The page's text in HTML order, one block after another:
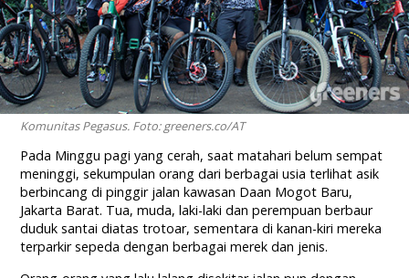
Komunitas Pegasus. Foto: greeners.co/AT
Pada Minggu pagi yang cerah, saat matahari belum sempat
meninggi, sekumpulan orang dari berbagai usia terlihat asik
berbincang di pinggir jalan kawasan Daan Mogot Baru,
Jakarta Barat. Tua, muda, laki-laki dan perempuan berbaur
duduk santai diatas trotoar, sementara di kanan-kiri mereka
terparkir sepeda dengan berbagai merek dan jenis.